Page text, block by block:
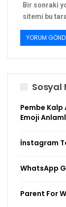
Bir sonraki
sitemi bu
Sosyal
Pembe Kalp
Emoji
İnstagram
WhatsApp
Parent For